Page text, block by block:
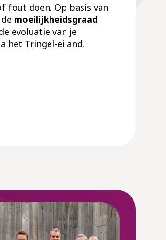
fout doen. Op basis van
moeilijkheidsgraad
evoluatie van je
het Tringel-eiland.